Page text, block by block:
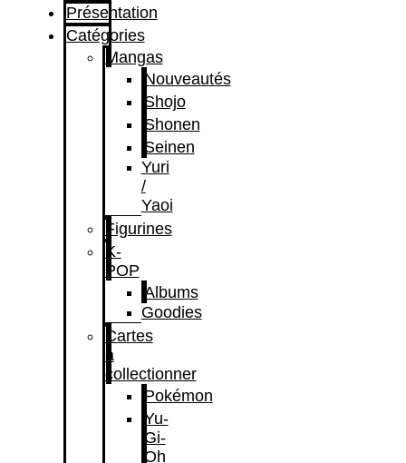
Présentation
Catégories
Mangas
Nouveautés
Shojo
Shonen
Seinen
Yuri
/
Yaoi
Figurines
K-
POP
Albums
Goodies
Cartes
à
collectionner
Pokémon
Yu-
Gi-
Oh